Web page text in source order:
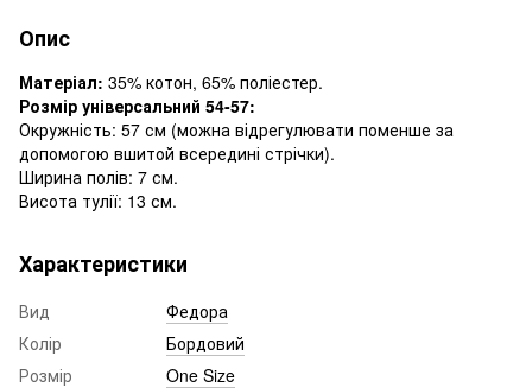
Опис
Матеріал: 35% котон, 65% поліестер.
Розмір універсальний 54-57:
Окружність: 57 см (можна відрегулювати поменше за
допомогою вшитой всередині стрічки).
Ширина полів: 7 см.
Висота тулії: 13 см.
Характеристики
Вид
Федора
Колір
Бордовий
Розмір
One Size